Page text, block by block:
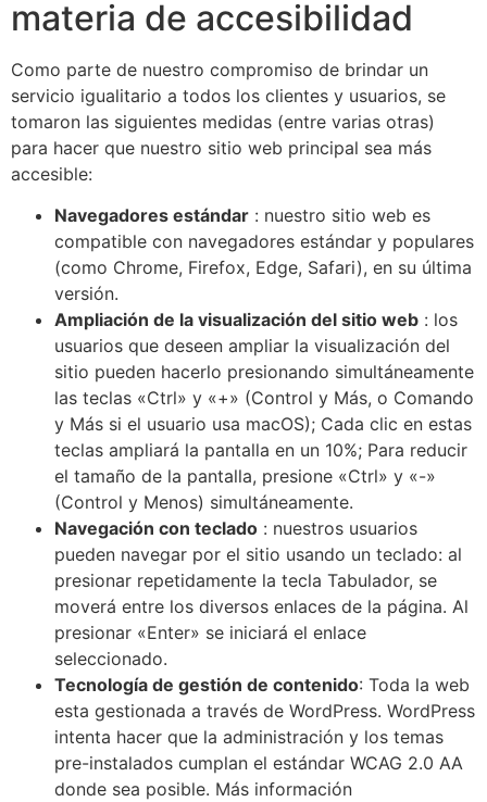
materia de accesibilidad
Como parte de nuestro compromiso de brindar un
servicio igualitario a todos los clientes y usuarios, se
tomaron las siguientes medidas (entre varias otras)
para hacer que nuestro sitio web principal sea más
accesible:
Navegadores estándar : nuestro sitio web es
compatible con navegadores estándar y populares
(como Chrome, Firefox, Edge, Safari), en su última
versión.
Ampliación de la visualización del sitio web : los
usuarios que deseen ampliar la visualización del
sitio pueden hacerlo presionando simultáneamente
las teclas «Ctrl» y «+» (Control y Más, o Comando
y Más si el usuario usa macOS); Cada clic en estas
teclas ampliará la pantalla en un 10%; Para reducir
el tamaño de la pantalla, presione «Ctrl» y «-»
(Control y Menos) simultáneamente.
Navegación con teclado : nuestros usuarios
pueden navegar por el sitio usando un teclado: al
presionar repetidamente la tecla Tabulador, se
moverá entre los diversos enlaces de la página. Al
presionar «Enter» se iniciará el enlace
seleccionado.
Tecnología de gestión de contenido: Toda la web
esta gestionada a través de WordPress. WordPress
intenta hacer que la administración y los temas
pre-instalados cumplan el estándar WCAG 2.0 AA
donde sea posible. Más información